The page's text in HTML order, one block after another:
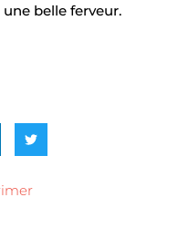
belle ferveur.